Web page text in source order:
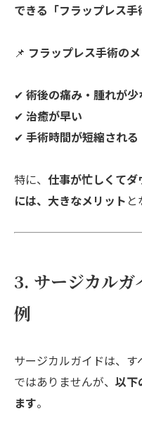
できる「フラップレス手
📌 フラップレス手術の
✔ 術後の痛み・腫れが少
✔ 治癒が早い
✔ 手術時間が短縮される
特に、 仕事が忙しくて
には、大きなメリット と
3. サージカルガ
例
サージカルガイドは、
ではありませんが、 以下
ます。